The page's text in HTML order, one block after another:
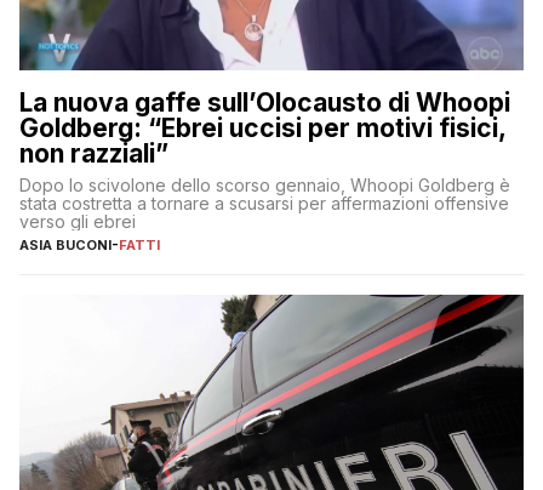
La nuova gaffe sull’Olocausto di Whoopi
Goldberg: “Ebrei uccisi per motivi fisici,
non razziali”
Dopo lo scivolone dello scorso gennaio, Whoopi Goldberg è
stata costretta a tornare a scusarsi per affermazioni offensive
verso gli ebrei
ASIA BUCONI-FATTI